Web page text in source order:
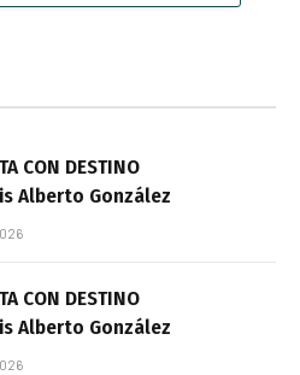
CON DESTINO
Alberto González
CON DESTINO
Alberto González